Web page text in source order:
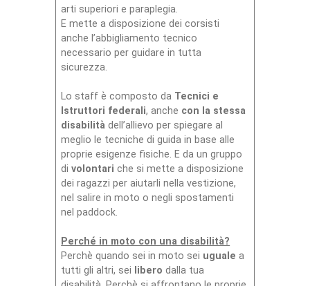
arti superiori e paraplegia.
E mette a disposizione dei corsisti
anche l’abbigliamento tecnico
necessario per guidare in tutta
sicurezza.
Lo staff è composto da Tecnici e
Istruttori federali, anche con la stessa
disabilitàdell’allievo per spiegare al
meglio le tecniche di guida in base alle
proprie esigenze fisiche. E da un gruppo
divolontariche si mette a disposizione
dei ragazzi per aiutarli nella vestizione,
nel salire in moto o negli spostamenti
nel paddock.
Perché in moto con una disabilità?
Perchè quando sei in moto sei ugualea
tutti gli altri, sei liberodalla tua